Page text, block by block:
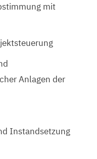
mit
Anlagen der
Instandsetzung